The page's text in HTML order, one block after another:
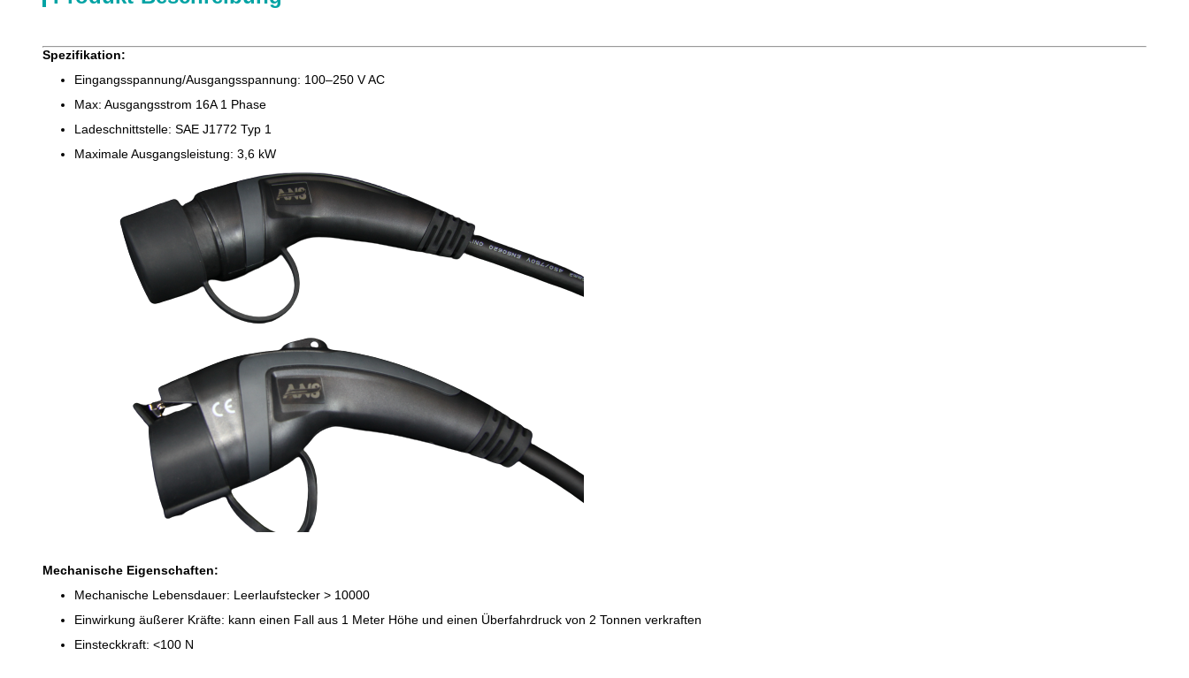
Spezifikation:
Eingangsspannung/Ausgangsspannung: 100–250 V AC
Max: Ausgangsstrom 16A 1 Phase
Ladeschnittstelle: SAE J1772 Typ 1
Maximale Ausgangsleistung: 3,6 kW
Mechanische Eigenschaften:
Mechanische Lebensdauer: Leerlaufstecker > 10000
Einwirkung äußerer Kräfte: kann einen Fall aus 1 Meter Höhe und einen Überfahrdruck von 2 Tonnen verkraften
Einsteckkraft: <100 N